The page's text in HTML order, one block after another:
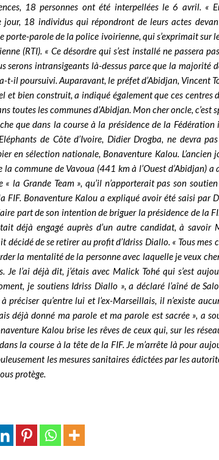
18 personnes ont été interpellées le 6 avril. «
jour, 18 individus qui répondront de leurs actes
porte-parole de la police ivoirienne, qui s’exprimait sur
(RTI). « Ce désordre qui s’est installé ne passera
serons intransigeants là-dessus parce que la majorité
t-il poursuivi. Auparavant, le préfet d’Abidjan, Vincent
et bien construit, a indiqué également que ces centres
toutes les communes d’Abidjan. Mon cher oncle,
que dans la course à la présidence de la Fédération
de Côte d’Ivoire, Didier Drogba, ne devra
en sélection nationale, Bonaventure Kalou. L’ancien
la commune de Vavoua (441 km à l’Ouest d’Abidjan) a
« la Grande Team », qu’il n’apporterait pas son
FIF. Bonaventure Kalou a expliqué avoir été saisi par
part de son intention de briguer la présidence de la
déjà engagé auprès d’un autre candidat, à savoir
décidé de se retirer au profit d’Idriss Diallo. « Tous
la mentalité de la personne avec laquelle je veux
Je l’ai déjà dit, j’étais avec Malick Tohé qui s’est
je soutiens Idriss Diallo », a déclaré l’aîné de
préciser qu’entre lui et l’ex-Marseillais, il n’existe
déjà donné ma parole et ma parole est sacrée », a
Kalou brise les rêves de ceux qui, sur les
la course à la tête de la FIF. Je m’arrête là pour
les mesures sanitaires édictées par les
protège.